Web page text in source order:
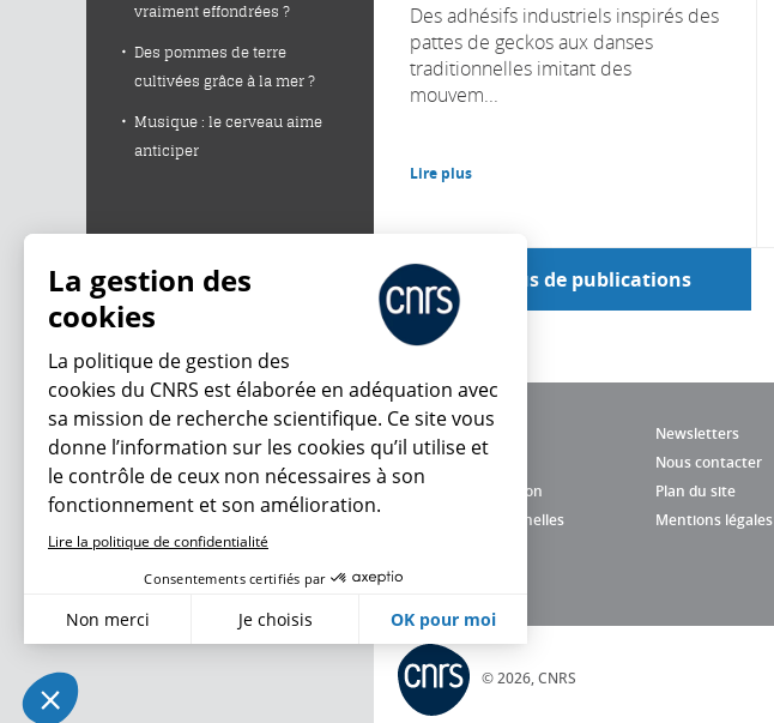
Des adhésifs industriels inspirés des
pattes de geckos aux danses
traditionnelles imitant des
mouvem...
Lire plus
Voir plus de publications
Newsletters
Nous contacter
Charte d'utilisation
Plan du site
Données personnelles
Mentions légales
© 2026, CNRS
vraiment effondrées ?
Des pommes de terre
cultivées grâce à la mer ?
Musique : le cerveau aime
anticiper
La gestion des
cookies
La politique de gestion des
cookies du CNRS est élaborée en adéquation avec
sa mission de recherche scientifique. Ce site vous
donne l’information sur les cookies qu’il utilise et
le contrôle de ceux non nécessaires à son
fonctionnement et son amélioration.
Lire la politique de confidentialité
Consentements certifiés par
Non merci Je choisis OK pour moi
Plateforme de Gestion du Consentement : Personnalisez vos Options
Notre plateforme vous permet d'adapter et de gérer vos paramètres de confidentialité,